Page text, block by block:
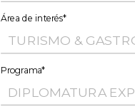
Área de interés*
Programa*